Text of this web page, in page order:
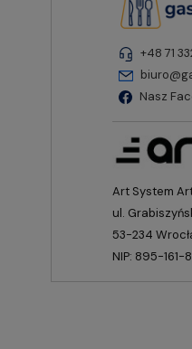
+48 71
Nasz
Art System
ul.
53-234
NIP: 895-161-